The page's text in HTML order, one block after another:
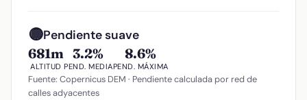
🟡Pendiente suave
681m
ALTITUD
3.2%
PEND. MEDIA
8.6%
PEND. MÁXIMA
Fuente: Copernicus DEM · Pendiente calculada por red de
calles adyacentes